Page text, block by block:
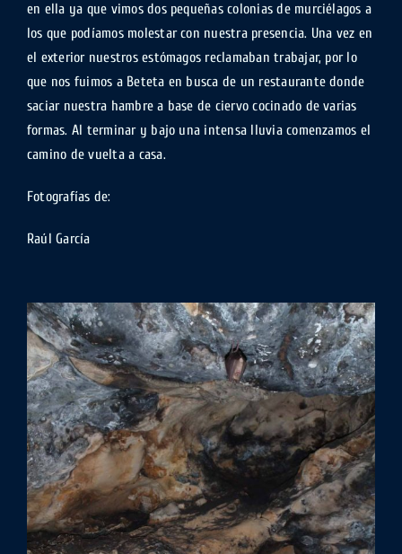
en ella ya que vimos dos pequeñas colonias de murciélagos a
los que podíamos molestar con nuestra presencia. Una vez en
el exterior nuestros estómagos reclamaban trabajar, por lo
que nos fuimos a Beteta en busca de un restaurante donde
saciar nuestra hambre a base de ciervo cocinado de varias
formas. Al terminar y bajo una intensa lluvia comenzamos el
camino de vuelta a casa.
Fotografías de:
Raúl García